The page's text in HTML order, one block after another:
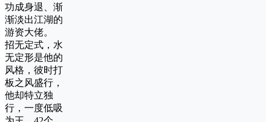
功成身退、渐
渐淡出江湖的
游资大佬。
招无定式，水
无定形是他的
风格，彼时打
板之风盛行，
他却特立独
行，一度低吸